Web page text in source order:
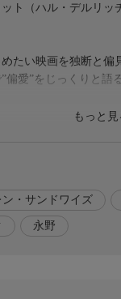
もっと見
ト（ハル・デルリッ
たい映画を独断と偏
愛”をじっくりと語る
！復活した邪悪な死
ン・サンドワイズ
永野